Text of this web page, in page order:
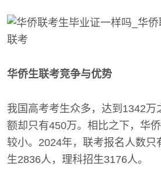
华侨生联考竞争与优势
我国高考考生众多，达到1342万
额却只有450万。相比之下，华
较小。2024年，联考报名人数只
生2836人，理科招生3176人。